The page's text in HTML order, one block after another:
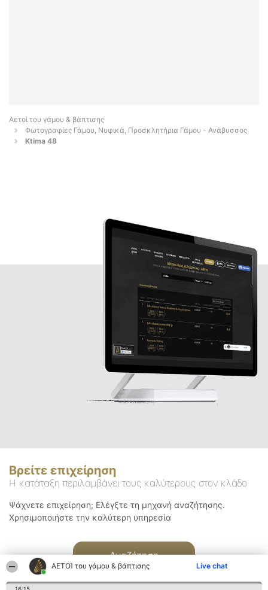
ΑΕΤΟΊ του γάμου & βάπτισης Live chat
Αετοί του γάμου & βάπτισης
Φωτογραφίες Γάμου, Νυφικά, Προσκλητήρια Γάμου - Ανάβυσσος
Ktima 48
Βρείτε επιχείρηση
Η κατάταξη περιλαμβάνει τους καλύτερους στον κλάδο
Ψάχνετε επιχείρηση; Ελέγξτε τη μηχανή αναζήτησης.
Χρησιμοποιήστε την καλύτερη υπηρεσία
Αναζήτηση